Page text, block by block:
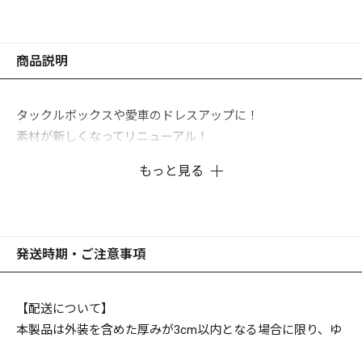
商品説明
タックルボックスや愛車のドレスアップに！
素材が新しくなってリニューアル！
もっと見る
発送時期・ご注意事項
【配送について】
本製品は外装を含めた厚みが3cm以内となる場合に限り、ゆ